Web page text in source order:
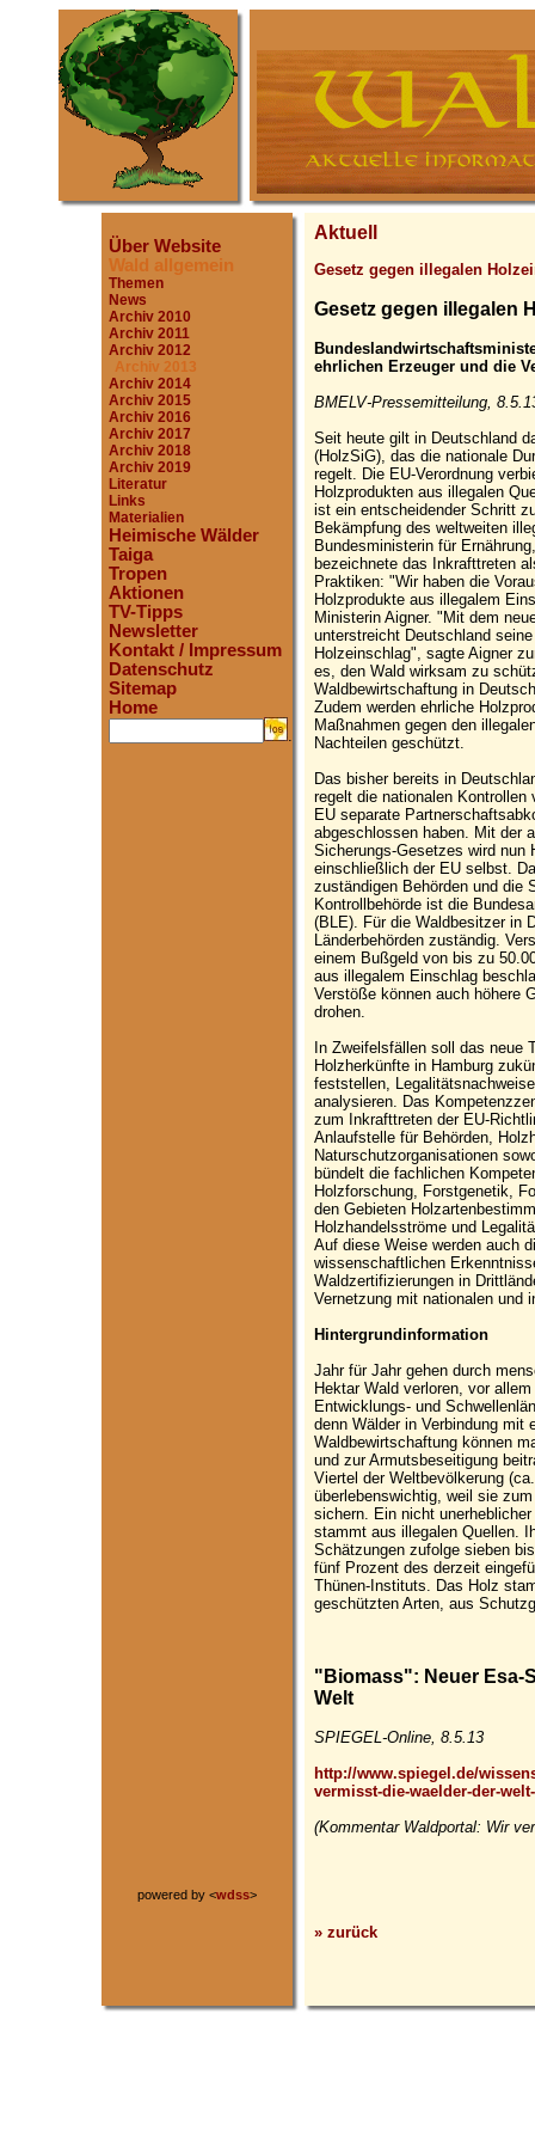
Über Website
Wald allgemein
Themen
News
Archiv 2010
Archiv 2011
Archiv 2012
Archiv 2013
Archiv 2014
Archiv 2015
Archiv 2016
Archiv 2017
Archiv 2018
Archiv 2019
Literatur
Links
Materialien
Heimische Wälder
Taiga
Tropen
Aktionen
TV-Tipps
Newsletter
Kontakt / Impressum
Datenschutz
Sitemap
Home
.
powered by <wdss>
Aktuell
Gesetz gegen illegalen
Gesetz gegen illegalen
ehrlichen Erzeuger und die
BMELV-Pressemitteilung,
Seit heute gilt in Deutschland
(HolzSiG), das die nationale
regelt. Die EU-Verordnung
Holzprodukten aus illegalen
ist ein entscheidender Schritt
Bekämpfung des weltweiten
Bundesministerin für
bezeichnete das Inkrafttreten
Praktiken: "Wir haben die
Holzprodukte aus illegalem
Ministerin Aigner. "Mit dem
unterstreicht Deutschland
Holzeinschlag", sagte Aigner
es, den Wald wirksam zu
Waldbewirtschaftung in
Zudem werden ehrliche
Maßnahmen gegen den
Nachteilen geschützt.
Das bisher bereits in
regelt die nationalen
EU separate
abgeschlossen haben. Mit der
Sicherungs-Gesetzes wird nun
einschließlich der EU selbst.
zuständigen Behörden und die
Kontrollbehörde ist die
(BLE). Für die Waldbesitzer in
Länderbehörden zuständig.
einem Bußgeld von bis zu
aus illegalem Einschlag
Verstöße können auch höhere
drohen.
In Zweifelsfällen soll das neue
Holzherkünfte in Hamburg
feststellen,
analysieren. Das
zum Inkrafttreten der EU-
Anlaufstelle für Behörden,
Naturschutzorganisationen
bündelt die fachlichen
Holzforschung, Forstgenetik,
den Gebieten
Holzhandelsströme und
Auf diese Weise werden auch
wissenschaftlichen
Waldzertifizierungen in
Vernetzung mit nationalen und
Hintergrundinformation
Jahr für Jahr gehen durch
Hektar Wald verloren, vor
Entwicklungs- und
denn Wälder in Verbindung mit
Waldbewirtschaftung können
und zur Armutsbeseitigung
Viertel der Weltbevölkerung
überlebenswichtig, weil sie
sichern. Ein nicht
stammt aus illegalen Quellen.
Schätzungen zufolge sieben
fünf Prozent des derzeit
Thünen-Instituts. Das Holz
geschützten Arten, aus
"Biomass": Neuer Esa-
Welt
SPIEGEL-Online, 8.5.13
http://www.spiegel.de/
vermisst-die-waelder-der-
(Kommentar Waldportal: Wir
» zurück